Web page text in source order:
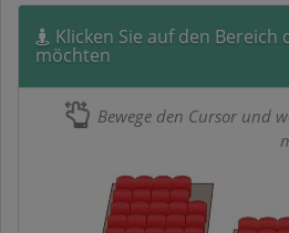
Klicken Sie auf den Bereich
möchten
Bewege den Cursor und